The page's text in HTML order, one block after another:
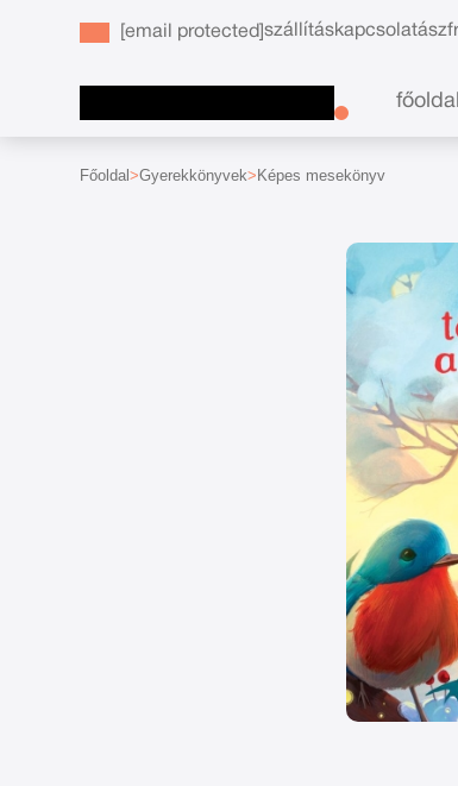
[email protected]szállításkapcsolatászf
főoldal
Főoldal Gyerekkönyvek Képes mesekönyv